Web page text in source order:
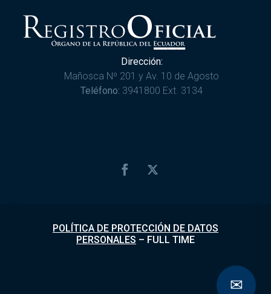
Dirección:
Mañosca Nº 201 y Av. 10 de Agosto
Teléfono: 3941800 Ext. 3134
POLÍTICA DE PROTECCIÓN DE DATOS
PERSONALES – FULL TIME
✉